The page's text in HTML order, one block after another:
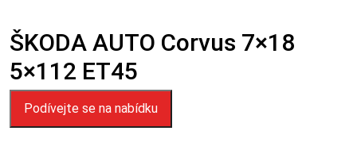
ŠKODA AUTO Corvus 7×18
5×112 ET45
Podívejte se na nabídku